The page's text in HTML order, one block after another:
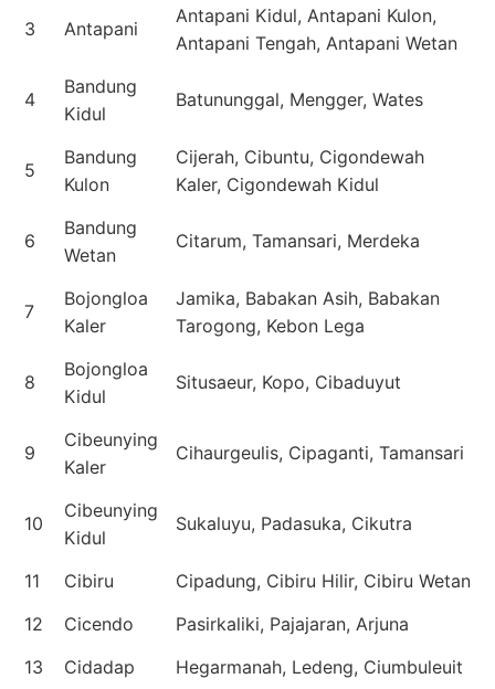
3 Antapani
Antapani Kidul, Antapani Kulon,
Antapani Tengah, Antapani Wetan
4
Bandung
Kidul
Batununggal, Mengger, Wates
5
Bandung
Kulon
Cijerah, Cibuntu, Cigondewah
Kaler, Cigondewah Kidul
6
Bandung
Wetan
Citarum, Tamansari, Merdeka
7
Bojongloa
Kaler
Jamika, Babakan Asih, Babakan
Tarogong, Kebon Lega
8
Bojongloa
Kidul
Situsaeur, Kopo, Cibaduyut
9
Cibeunying
Kaler
Cihaurgeulis, Cipaganti, Tamansari
10
Cibeunying
Kidul
Sukaluyu, Padasuka, Cikutra
11 Cibiru
Cipadung, Cibiru Hilir, Cibiru Wetan
12
Cicendo
Pasirkaliki, Pajajaran, Arjuna
13
Cidadap Hegarmanah, Ledeng, Ciumbuleuit